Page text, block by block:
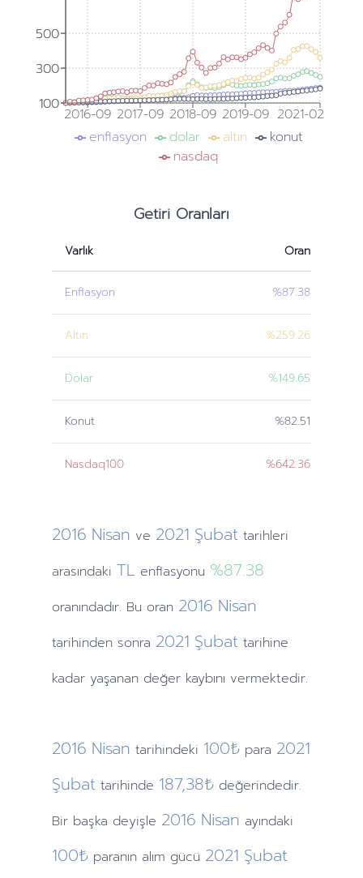
2016-09 2017-09 2018-09 2019-09 2021-02
100
300
500
100
300
500
enflasyon dolar altın
konut
nasdaq
Getiri Oranları
Varlık Oran
Enflasyon %87.38
Altın %259.26
Dolar %149.65
Konut %82.51
Nasdaq100 %642.36
2016 Nisan ve 2021 Şubat tarihleri
arasındaki TLenflasyonu %87.38
oranındadır. Bu oran 2016 Nisan
tarihindensonra 2021 Şubat tarihine
kadar yaşanan değer kaybını vermektedir.
2016 Nisan tarihindeki 100₺ para 2021
Şubat tarihinde 187,38₺ değerindedir.
Bir başka deyişle 2016 Nisan ayındaki
100₺ paranın alım gücü 2021 Şubat